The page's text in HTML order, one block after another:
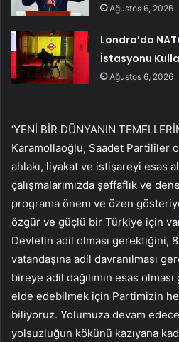
Ağustos 6, 2026
Londra’da
İstasyonu
Ağustos 6, 2026
‘YENİ BİR DÜNYANIN
Karamollaoğlu, Saadet Partililer
ahlakı, liyakat ve istişareyi esas
çalışmalarımızda şeffaflık ve
programa önem ve özen
özgür ve güçlü bir Türkiye için
Devletin adil olması gerektiğini,
vatandaşına adil davranılması
bireye adil dağılımın esas
elde edebilmek için Partimizin
biliyoruz. Yolumuza devam
yolsuzluğun kökünü kazıyana